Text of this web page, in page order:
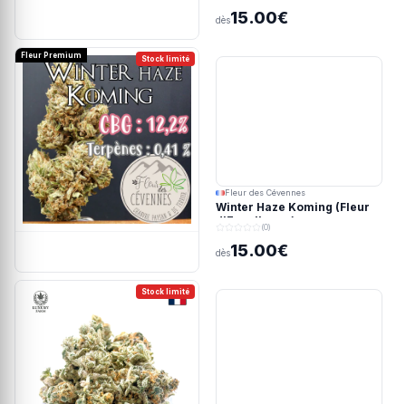
dès15.00€
Stock limité
Fleur Premium
Fleur des Cévennes
Winter Haze Koming (Fleur
d'Excellence)
(0)
dès15.00€
Stock limité